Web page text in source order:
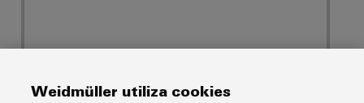
Weidmüller utiliza cookies